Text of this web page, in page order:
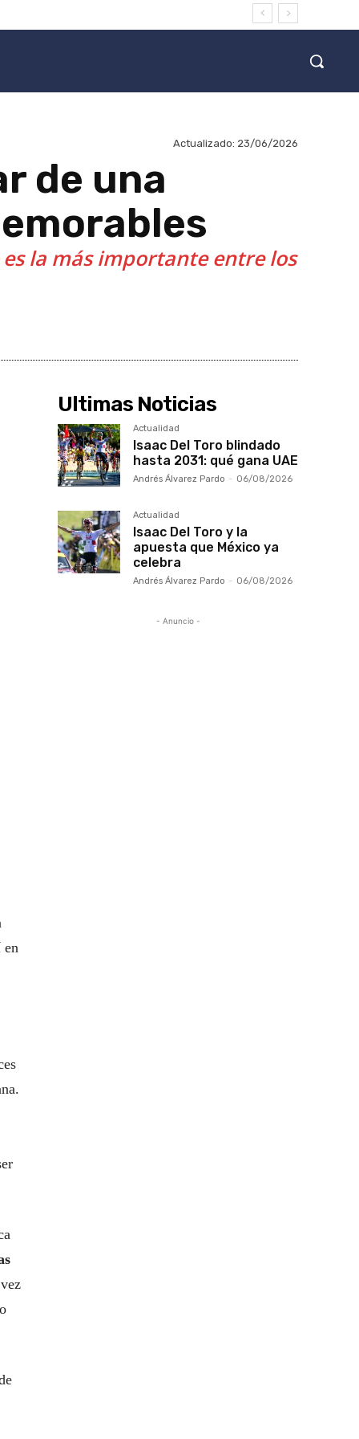
Actualizado: 23/06/2026
de una
la más importante entre los
en
Ultimas Noticias
Actualidad
Isaac Del Toro blindado
hasta 2031: qué gana UAE
Andrés Álvarez Pardo - 06/08/2026
Actualidad
Isaac Del Toro y la
apuesta que México ya
celebra
Andrés Álvarez Pardo - 06/08/2026
- Anuncio -